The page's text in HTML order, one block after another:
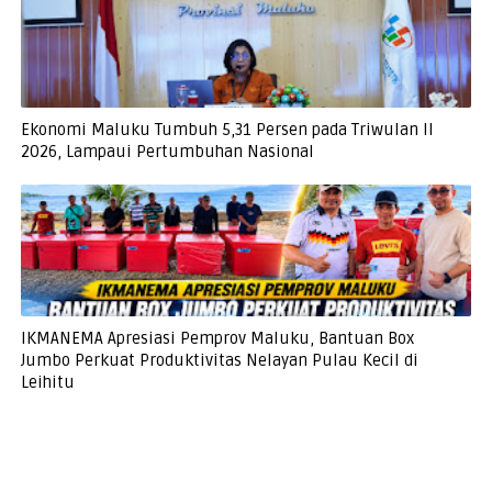
Ekonomi Maluku Tumbuh 5,31 Persen pada Triwulan II
2026, Lampaui Pertumbuhan Nasional
IKMANEMA Apresiasi Pemprov Maluku, Bantuan Box
Jumbo Perkuat Produktivitas Nelayan Pulau Kecil di
Leihitu